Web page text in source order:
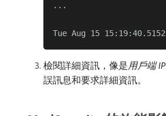
...
檢閱詳細資訊，像是​用戶端
誤訊息和要求詳細資訊。